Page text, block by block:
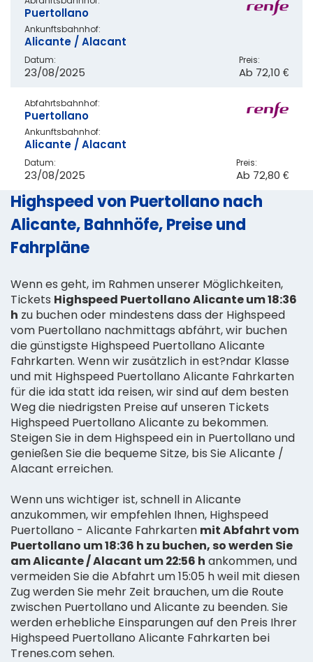
Puertollano
Ankunftsbahnhof:
Alicante / Alacant
Datum:
23/08/2025
Preis:
Ab 72,10 €
Abfahrtsbahnhof:
Puertollano
Ankunftsbahnhof:
Alicante / Alacant
Datum:
23/08/2025
Preis:
Ab 72,80 €
Highspeed von Puertollano nach
Alicante, Bahnhöfe, Preise und
Fahrpläne
Wenn es geht, im Rahmen unserer Möglichkeiten,
Tickets Highspeed Puertollano Alicante um 18:36
h zu buchen oder mindestens dass der Highspeed
vom Puertollano nachmittags abfährt, wir buchen
die günstigste Highspeed Puertollano Alicante
Fahrkarten. Wenn wir zusätzlich in est?ndar Klasse
und mit Highspeed Puertollano Alicante Fahrkarten
für die ida statt ida reisen, wir sind auf dem besten
Weg die niedrigsten Preise auf unseren Tickets
Highspeed Puertollano Alicante zu bekommen.
Steigen Sie in dem Highspeed ein in Puertollano und
genießen Sie die bequeme Sitze, bis Sie Alicante /
Alacant erreichen.
Wenn uns wichtiger ist, schnell in Alicante
anzukommen, wir empfehlen Ihnen, Highspeed
Puertollano - Alicante Fahrkarten mit Abfahrt vom
Puertollano um 18:36 h zu buchen, so werden Sie
am Alicante / Alacant um 22:56 h ankommen, und
vermeiden Sie die Abfahrt um 15:05 h weil mit diesen
Zug werden Sie mehr Zeit brauchen, um die Route
zwischen Puertollano und Alicante zu beenden. Sie
werden erhebliche Einsparungen auf den Preis Ihrer
Highspeed Puertollano Alicante Fahrkarten bei
Trenes.com sehen.